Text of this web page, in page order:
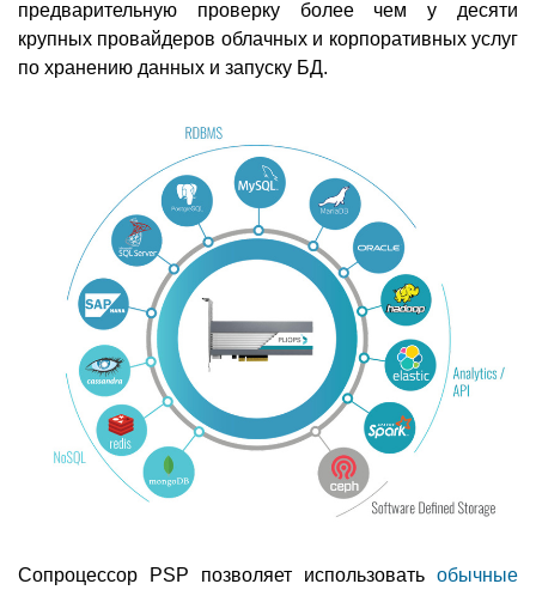
предварительную проверку более чем у десяти
крупных провайдеров облачных и корпоративных услуг
по хранению данных и запуску БД.
Сопроцессор PSP позволяет использовать обычные